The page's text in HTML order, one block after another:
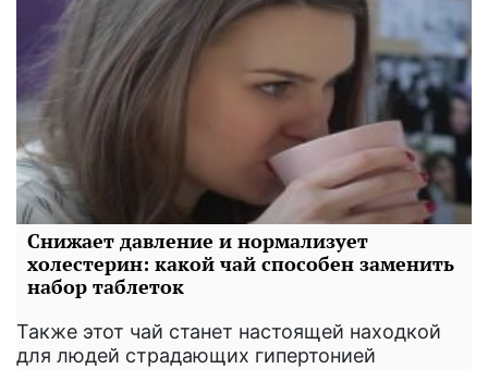
Снижает давление и нормализует
холестерин: какой чай способен заменить
набор таблеток
Также этот чай станет настоящей находкой
для людей страдающих гипертонией